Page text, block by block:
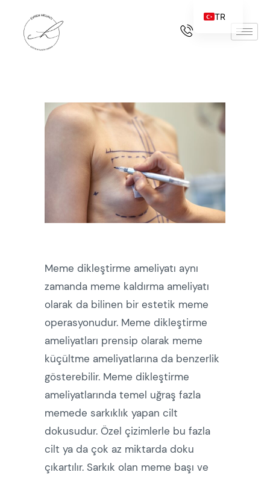
Meme dikleştirme ameliyatı aynı
zamanda meme kaldırma ameliyatı
olarak da bilinen bir estetik meme
operasyonudur. Meme dikleştirme
ameliyatları prensip olarak meme
küçültme ameliyatlarına da benzerlik
gösterebilir. Meme dikleştirme
ameliyatlarında temel uğraş fazla
memede sarkıklık yapan cilt
dokusudur. Özel çizimlerle bu fazla
cilt ya da çok az miktarda doku
çıkartılır. Sarkık olan meme başı ve
TR